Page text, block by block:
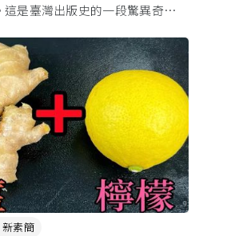
是臺灣出版史的一段驚異奇航。
素簡